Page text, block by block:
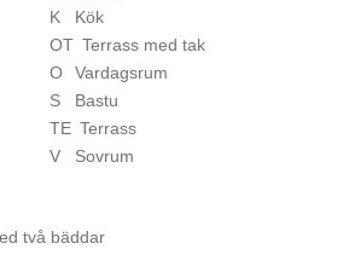
K
Kök
OT Terrass med tak
O
Vardagsrum
S
Bastu
TE Terrass
V
Sovrum
två bäddar